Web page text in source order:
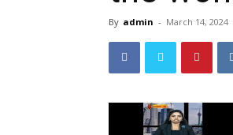
By admin - March 14, 2024